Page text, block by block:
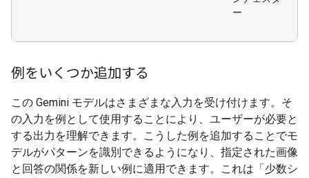
ー
例をいくつか追加する
この Gemini モデルはさまざまな入力を受け付けます。そ
の入力を例として使用することにより、ユーザーが必要と
する出力を理解できます。こうした例を追加することでモ
デルがパターンを識別できるようになり、指定された画像
と回答の関係を新しい例に適用できます。これは「少数シ